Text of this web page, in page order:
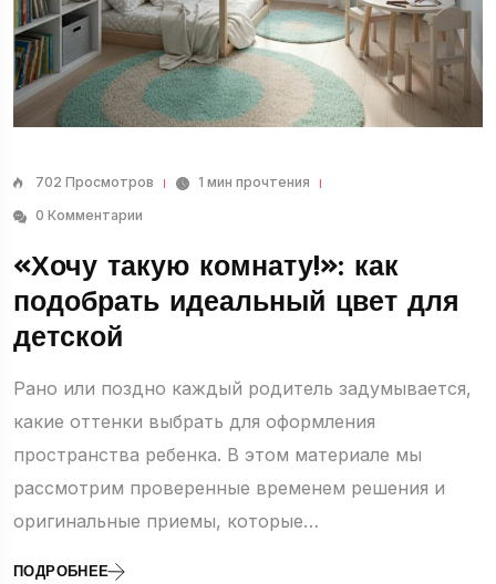
702 Просмотров
1 мин прочтения
0 Комментарии
«Хочу такую комнату!»: как
подобрать идеальный цвет для
детской
Рано или поздно каждый родитель задумывается,
какие оттенки выбрать для оформления
пространства ребенка. В этом материале мы
рассмотрим проверенные временем решения и
оригинальные приемы, которые…
ПОДРОБНЕЕ